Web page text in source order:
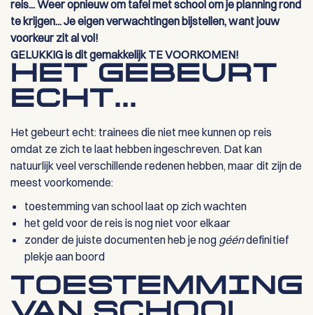
reis... Weer opnieuw om tafel met school om je planning rond
te krijgen... Je eigen verwachtingen bijstellen, want jouw
voorkeur zit al vol!
GELUKKIG is dit gemakkelijk TE VOORKOMEN!
HET GEBEURT
ECHT...
Het gebeurt echt: trainees die niet mee kunnen op reis
omdat ze zich te laat hebben ingeschreven. Dat kan
natuurlijk veel verschillende redenen hebben, maar dit zijn de
meest voorkomende:
toestemming van school laat op zich wachten
het geld voor de reis is nog niet voor elkaar
zonder de juiste documenten heb je nog gééndefinitief
plekje aan boord
TOESTEMMING